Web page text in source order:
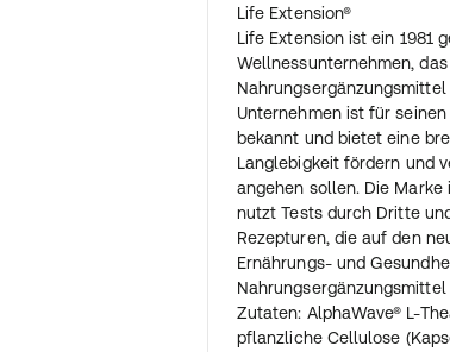
Life Extension®
Life Extension ist ein 1981
Wellnessunternehmen,
Unternehmen ist für
bekannt und bietet eine
Langlebigkeit fördern und
angehen sollen. Die
nutzt Tests durch Dritte
Rezepturen, die auf den
Ernährungs- und
Nahrungsergänzungsmittel
Zutaten: AlphaWave® L-
pflanzliche Cellulose